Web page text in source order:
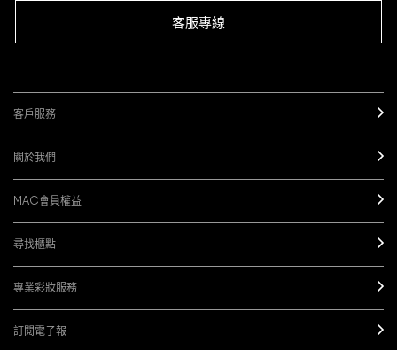
客服專線
客戶服務
關於我們
MAC會員權益
尋找櫃點
專業彩妝服務
訂閱電子報